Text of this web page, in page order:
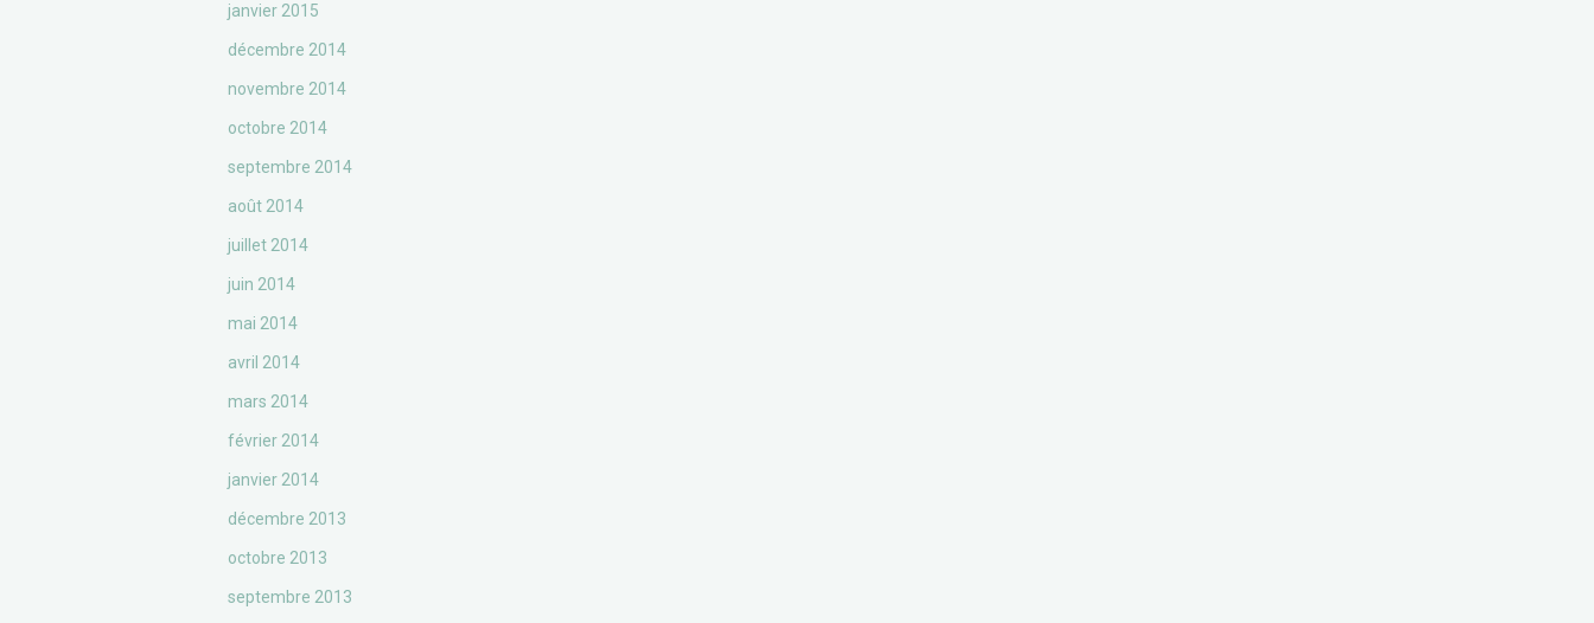
janvier 2015
décembre 2014
novembre 2014
octobre 2014
septembre 2014
août 2014
juillet 2014
juin 2014
mai 2014
avril 2014
mars 2014
février 2014
janvier 2014
décembre 2013
octobre 2013
septembre 2013